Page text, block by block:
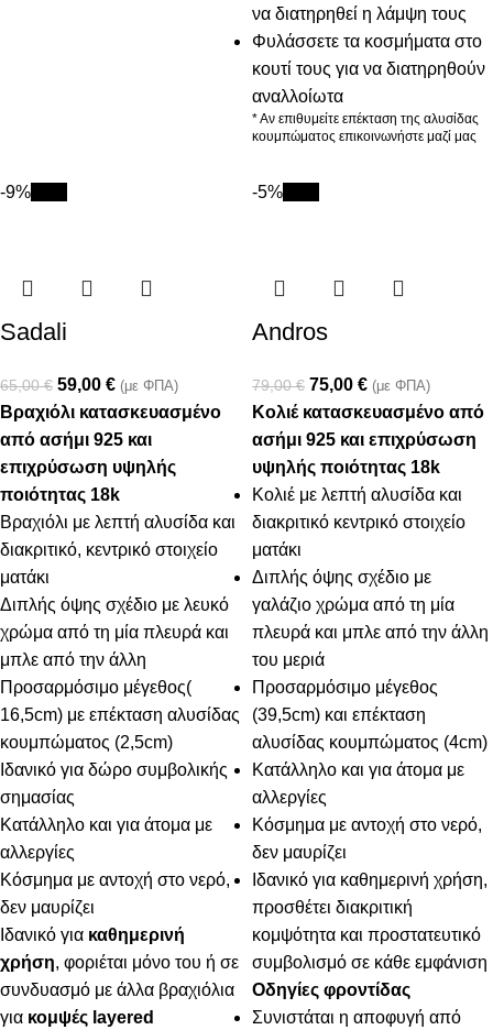
να διατηρηθεί η λάμψη τους
Φυλάσσετε τα κοσμήματα στο
κουτί τους για να διατηρηθούν
αναλλοίωτα
* Αν επιθυμείτε επέκταση της αλυσίδας
κουμπώματος επικοινωνήστε μαζί μας
-9%
Sadali
65,00€ 59,00 € (με ΦΠΑ)
Βραχιόλι κατασκευασμένο
από ασήμι 925 και
επιχρύσωση υψηλής
ποιότητας 18k
Βραχιόλι με λεπτή αλυσίδα και
διακριτικό, κεντρικό στοιχείο
ματάκι
Διπλής όψης σχέδιο με λευκό
χρώμα από τη μία πλευρά και
μπλε από την άλλη
Προσαρμόσιμο μέγεθος(
16,5cm) με επέκταση αλυσίδας
κουμπώματος (2,5cm)
Ιδανικό για δώρο συμβολικής
σημασίας
Κατάλληλο και για άτομα με
αλλεργίες
Κόσμημα με αντοχή στο νερό,
δεν μαυρίζει
Ιδανικό για καθημερινή
χρήση, φοριέται μόνο του ή σε
συνδυασμό με άλλα βραχιόλια
για κομψές layered
-5%
Andros
79,00€ 75,00 € (με ΦΠΑ)
Κολιέ κατασκευασμένο από
ασήμι 925 και επιχρύσωση
υψηλής ποιότητας 18k
Κολιέ με λεπτή αλυσίδα και
διακριτικό κεντρικό στοιχείο
ματάκι
Διπλής όψης σχέδιο με
γαλάζιο χρώμα από τη μία
πλευρά και μπλε από την άλλη
του μεριά
Προσαρμόσιμο μέγεθος
(39,5cm) και επέκταση
αλυσίδας κουμπώματος (4cm)
Κατάλληλο και για άτομα με
αλλεργίες
Κόσμημα με αντοχή στο νερό,
δεν μαυρίζει
Ιδανικό για καθημερινή χρήση,
προσθέτει διακριτική
κομψότητα και προστατευτικό
συμβολισμό σε κάθε εμφάνιση
Οδηγίες φροντίδας
Συνιστάται η αποφυγή από